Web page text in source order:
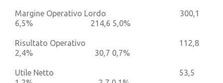
Margine Operativo Lordo 300,1
6,5% 214,6 5,0%
Risultato Operativo 112,8
2,4% 30,7 0,7%
Utile Netto 53,5